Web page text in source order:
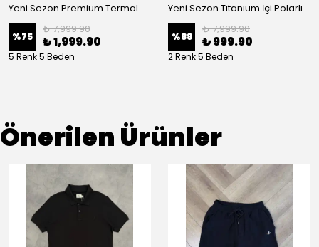
Yeni Sezon Premium Termal Özel Termal Kar Montu
%75
₺ 7,999.90
₺ 1,999.90
5 Renk 5 Beden
Yeni Sezon Tıtanıum İçi Polarlı Yan Cepli Kapşonlu Mont
%88
₺ 7,999.90
₺ 999.90
2 Renk 5 Beden
Önerilen Ürünler